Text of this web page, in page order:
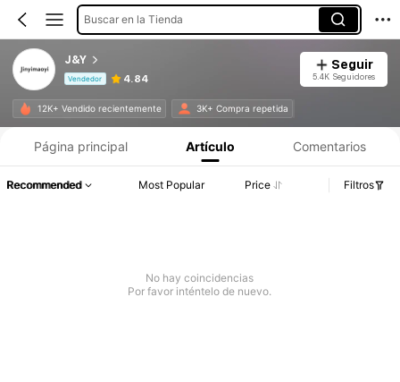
Buscar en la Tienda
J&Y
Vendedor 4.84
Seguir
5.4K Seguidores
12K+ Vendido recientemente 3K+ Compra repetida
Página principal Artículo Comentarios
Recommended Most Popular Price Filtros
No hay coincidencias
Por favor inténtelo de nuevo.